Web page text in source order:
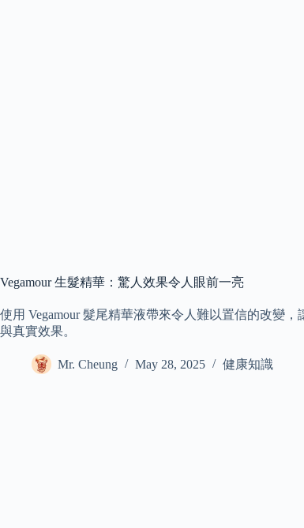
Vegamour 生髮精華：驚人效果令人眼前一亮
使用 Vegamour 髮尾精華液帶來令人難以置信的改變
與真實效果。
Mr. Cheung May 28, 2025 健康知識